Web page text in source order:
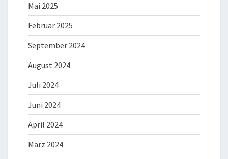
Mai 2025
Februar 2025
September 2024
August 2024
Juli 2024
Juni 2024
April 2024
März 2024